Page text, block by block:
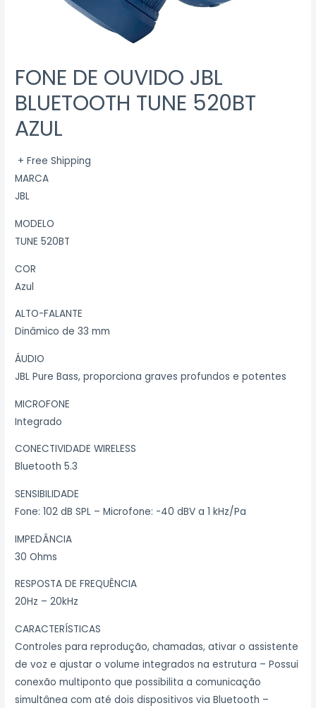
FONE DE OUVIDO JBL
BLUETOOTH TUNE 520BT
AZUL
+ Free Shipping
MARCA
JBL
MODELO
TUNE 520BT
COR
Azul
ALTO-FALANTE
Dinâmico de 33 mm
ÁUDIO
JBL Pure Bass, proporciona graves profundos e potentes
MICROFONE
Integrado
CONECTIVIDADE WIRELESS
Bluetooth 5.3
SENSIBILIDADE
Fone: 102 dB SPL – Microfone: -40 dBV a 1 kHz/Pa
IMPEDÂNCIA
30 Ohms
RESPOSTA DE FREQUÊNCIA
20Hz – 20kHz
CARACTERÍSTICAS
Controles para reprodução, chamadas, ativar o assistente
de voz e ajustar o volume integrados na estrutura – Possui
conexão multiponto que possibilita a comunicação
simultânea com até dois dispositivos via Bluetooth –